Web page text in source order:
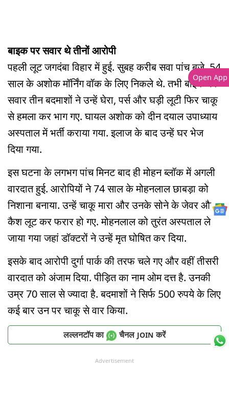
बाइक पर सवार थे तीनों आरोपी
पहली लूट जगदंबा विहार में हुई. सुबह करीब सवा पांच बजे. 54
साल के अशोक मॉर्निंग वॉक के लिए निकले थे. तभी बाइक पर
सवार तीन बदमाशों ने उन्हें घेरा, पर्स और घड़ी लूटी फिर चाकू
से हमला कर भाग गए. घायल अशोक को दीन दयाल उपाध्याय
अस्पताल में भर्ती कराया गया. इलाज के बाद उन्हें घर भेज
दिया गया.
इस घटना के लगभग पांच मिनट बाद ही मोहन ब्लॉक में अगली
वारदात हुई. आरोपियों ने 74 साल के मोहनलाल छाबड़ा को
निशाना बनाया. उन्हें चाकू मारा और उनके सोने के जेवर और
कैश लूट कर फरार हो गए. मोहनलाल को तुरंत अस्पताल ले
जाया गया जहां डॉक्टरों ने उन्हें मृत घोषित कर दिया.
इसके बाद आरोपी दुर्गा पार्क की तरफ चले गए और वहीं तीसरी
वारदात को अंजाम दिया. पीड़ित का नाम ओम दत्त है. उनकी
उम्र 70 साल से ज्यादा है. बदमाशों ने सिर्फ 500 रुपये के लिए
कई बार उन पर चाकू से वार किया.
लल्लनटॉप का चैनल JOIN करें
Advertisement
Open App